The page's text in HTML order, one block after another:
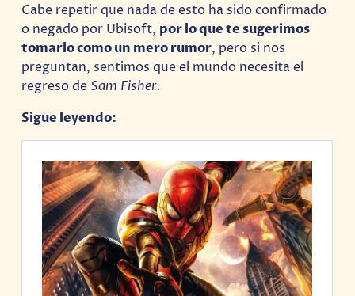
Cabe repetir que nada de esto ha sido confirmado
o negado por Ubisoft, por lo que te sugerimos
tomarlo como un mero rumor, pero si nos
preguntan, sentimos que el mundo necesita el
regreso de Sam Fisher.
Sigue leyendo: